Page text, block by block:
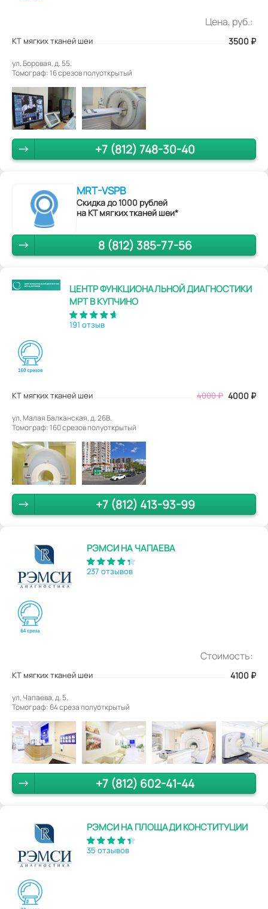
Цена, руб.:
КТ мягких тканей шеи 3500 ₽
ул. Боровая, д. 55.
Томограф: 16 срезов полуоткрытый
+7 (812) 748-30-40
MRT-VSPB
Скидка до 1000 рублей
на КТ мягких тканей шеи*
8 (812) 385-77-56
ЦЕНТР ФУНКЦИОНАЛЬНОЙ ДИАГНОСТИКИ
МРТ В КУПЧИНО
191 отзыв
КТ мягких тканей шеи 4000₽ 4000 ₽
ул. Малая Балканская, д. 26В.
Томограф: 160 срезов полуоткрытый
+7 (812) 413-93-99
РЭМСИ НА ЧАПАЕВА
237 отзывов
Стоимость:
КТ мягких тканей шеи 4100 ₽
ул. Чапаева, д. 5.
Томограф: 64 среза полуоткрытый
+7 (812) 602-41-44
РЭМСИ НА ПЛОЩАДИ КОНСТИТУЦИИ
35 отзывов